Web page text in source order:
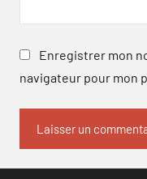
Enregistrer mon
navigateur pour mon